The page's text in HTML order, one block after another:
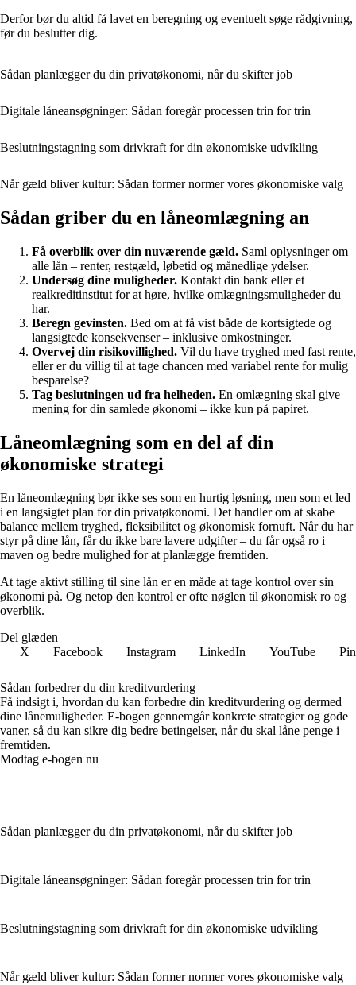
Derfor bør du altid få lavet en beregning og eventuelt søge rådgivning,
før du beslutter dig.
Sådan planlægger du din privatøkonomi, når du skifter job
Digitale låneansøgninger: Sådan foregår processen trin for trin
Beslutningstagning som drivkraft for din økonomiske udvikling
Når gæld bliver kultur: Sådan former normer vores økonomiske valg
Sådan griber du en låneomlægning an
Få overblik over din nuværende gæld. Saml oplysninger om
alle lån – renter, restgæld, løbetid og månedlige ydelser.
Undersøg dine muligheder. Kontakt din bank eller et
realkreditinstitut for at høre, hvilke omlægningsmuligheder du
har.
Beregn gevinsten. Bed om at få vist både de kortsigtede og
langsigtede konsekvenser – inklusive omkostninger.
Overvej din risikovillighed. Vil du have tryghed med fast rente,
eller er du villig til at tage chancen med variabel rente for mulig
besparelse?
Tag beslutningen ud fra helheden. En omlægning skal give
mening for din samlede økonomi – ikke kun på papiret.
Låneomlægning som en del af din
økonomiske strategi
En låneomlægning bør ikke ses som en hurtig løsning, men som et led
i en langsigtet plan for din privatøkonomi. Det handler om at skabe
balance mellem tryghed, fleksibilitet og økonomisk fornuft. Når du har
styr på dine lån, får du ikke bare lavere udgifter – du får også ro i
maven og bedre mulighed for at planlægge fremtiden.
At tage aktivt stilling til sine lån er en måde at tage kontrol over sin
økonomi på. Og netop den kontrol er ofte nøglen til økonomisk ro og
overblik.
Del glæden
X
Facebook Instagram LinkedIn YouTube
Sådan forbedrer du din kreditvurdering
Få indsigt i, hvordan du kan forbedre din kreditvurdering og dermed
dine lånemuligheder. E-bogen gennemgår konkrete strategier og gode
vaner, så du kan sikre dig bedre betingelser, når du skal låne penge i
fremtiden.
Modtag e-bogen nu
Sådan planlægger du din privatøkonomi, når du skifter job
Digitale låneansøgninger: Sådan foregår processen trin for trin
Beslutningstagning som drivkraft for din økonomiske udvikling
Når gæld bliver kultur: Sådan former normer vores økonomiske valg